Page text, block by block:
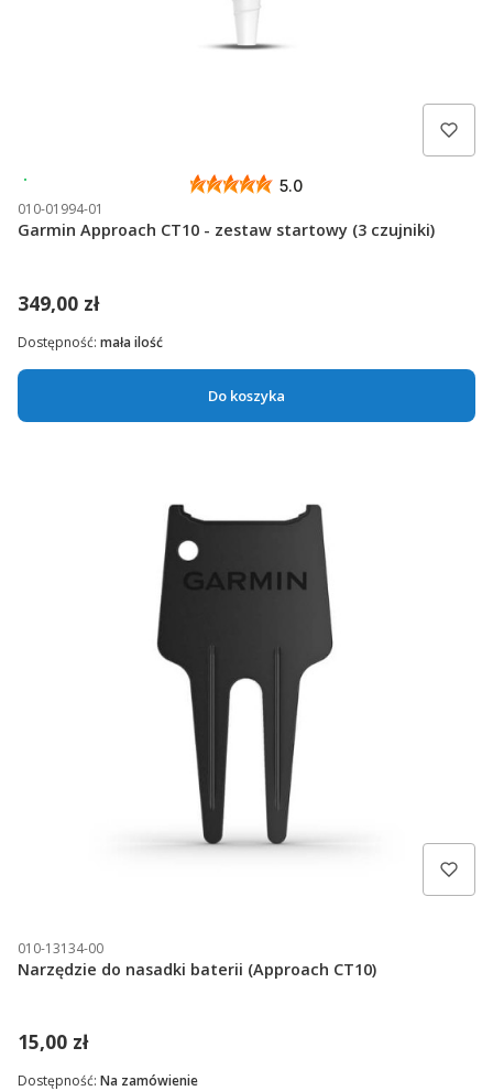
5.0
010-01994-01
Garmin Approach CT10 - zestaw startowy (3 czujniki)
349,00 zł
Do koszyka
Dostępność: mała ilość
010-13134-00
Narzędzie do nasadki baterii (Approach CT10)
15,00 zł
Dostępność: Na zamówienie